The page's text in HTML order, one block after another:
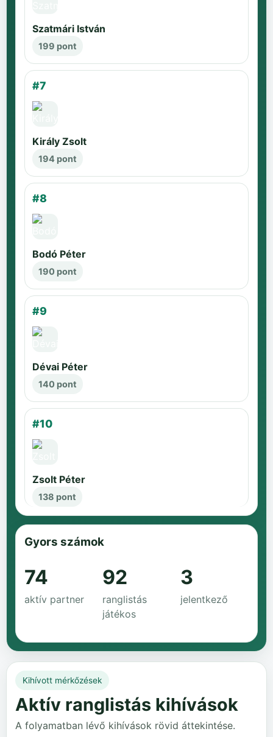
Szatmári István
199 pont
#7
Király Zsolt
194 pont
#8
Bodó Péter
190 pont
#9
Dévai Péter
140 pont
#10
Zsolt Péter
138 pont
Gyors számok
74
aktív partner
92
ranglistás
játékos
3
jelentkező
Kihívott mérkőzések
Aktív ranglistás kihívások
A folyamatban lévő kihívások rövid áttekintése.